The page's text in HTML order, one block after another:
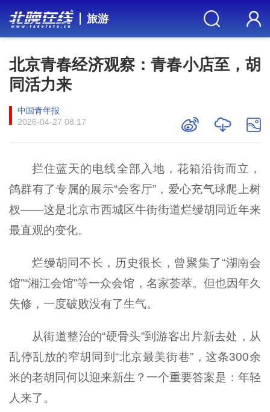
旅游
北京青春经济观察：青春小店至，胡
同活力来
中国青年报
2026-04-27 08:17
拦住蓝天的电线全部入地，花箱沿街而立，
鸽群有了专属的展示“会客厅”，爱心充气球爬上树
杈——这是北京市西城区牛街街道烂缦胡同近年来
最直观的变化。
烂缦胡同不长，历史很长，曾聚集了“湖南会
馆”“湘江会馆”等一众会馆，名家荟萃。但也因年久
失修，一度破败没有了生气。
从街道整治的“硬骨头”到游客出片新去处，从
乱停乱放的窄胡同到“北京最美街巷”，这条300余
米的老胡同何以迎来新生？一个重要答案是：年轻
人来了。